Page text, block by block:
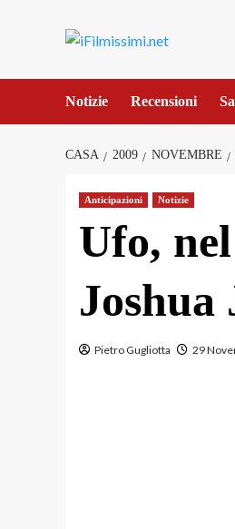
Notizie Recensioni
CASA 2009 NOVEMBRE
Anticipazioni Notizie
Ufo,
Joshua
Pietro Gugliotta 29